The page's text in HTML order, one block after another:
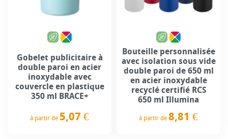
Gobelet publicitaire à
double paroi en acier
inoxydable avec
couvercle en plastique
350 ml BRACE+
à partir de 5,07 €
Bouteille personnalisée
avec isolation sous vide
double paroi de 650 ml
en acier inoxydable
recyclé certifié RCS
650 ml Illumina
à partir de 8,81 €